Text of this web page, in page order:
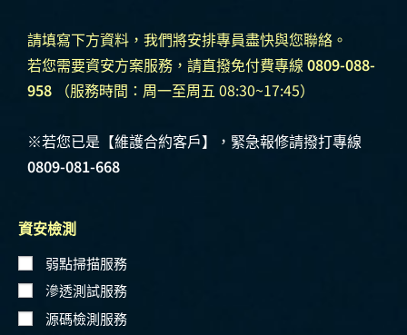
請填寫下方資料，我們將安排專員盡快與您聯絡。
若您需要資安方案服務，請直撥免付費專線 0809-088-
958 （服務時間：周一至周五 08:30~17:45）
※若您已是【維護合約客戶】，緊急報修請撥打專線
0809-081-668
資安檢測
弱點掃描服務
滲透測試服務
源碼檢測服務